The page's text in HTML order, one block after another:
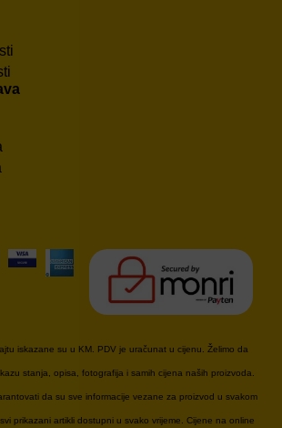
iskazane su u KM. PDV je uračunat u cijenu. Želimo da
stanja, opisa, fotografija i samih cijena naših proizvoda.
da su sve informacije vezane za proizvod u svakom
prikazani artikli dostupni u svako vrijeme. Cijene na online